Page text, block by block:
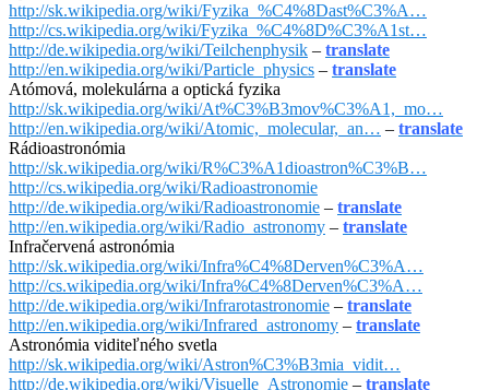
http://sk.wikipedia.org/wiki/Fyzika_%C4%8Dast%C3%A…
http://cs.wikipedia.org/wiki/Fyzika_%C4%8D%C3%A1st…
http://de.wikipedia.org/wiki/Teilchenphysik – translate
http://en.wikipedia.org/wiki/Particle_physics – translate
Atómová, molekulárna a optická fyzika
http://sk.wikipedia.org/wiki/At%C3%B3mov%C3%A1,_mo…
http://en.wikipedia.org/wiki/Atomic,_molecular,_an… – translate
Rádioastronómia
http://sk.wikipedia.org/wiki/R%C3%A1dioastron%C3%B…
http://cs.wikipedia.org/wiki/Radioastronomie
http://de.wikipedia.org/wiki/Radioastronomie – translate
http://en.wikipedia.org/wiki/Radio_astronomy – translate
Infračervená astronómia
http://sk.wikipedia.org/wiki/Infra%C4%8Derven%C3%A…
http://cs.wikipedia.org/wiki/Infra%C4%8Derven%C3%A…
http://de.wikipedia.org/wiki/Infrarotastronomie – translate
http://en.wikipedia.org/wiki/Infrared_astronomy – translate
Astronómia viditeľného svetla
http://sk.wikipedia.org/wiki/Astron%C3%B3mia_vidit…
http://de.wikipedia.org/wiki/Visuelle_Astronomie – translate